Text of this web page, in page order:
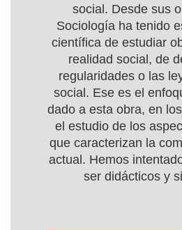
social. Desde sus
Sociología ha tenido
científica de estudiar
realidad social, de
regularidades o las
social. Ese es el
dado a esta obra, en
el estudio de los
que caracterizan la
actual. Hemos
ser didácticos y